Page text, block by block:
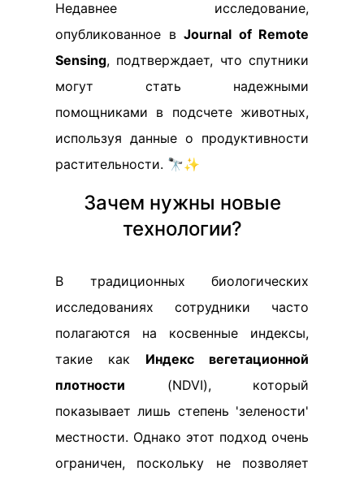
Недавнее исследование,
опубликованное в Journal of Remote
Sensing, подтверждает, что спутники
могут стать надежными
помощниками в подсчете животных,
используя данные о продуктивности
растительности. 🔭✨
Зачем нужны новые
технологии?
В традиционных биологических
исследованиях сотрудники часто
полагаются на косвенные индексы,
такие как Индекс вегетационной
плотности (NDVI), который
показывает лишь степень 'зелености'
местности. Однако этот подход очень
ограничен, поскольку не позволяет